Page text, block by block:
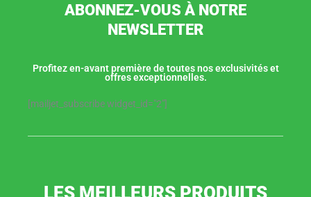
ABONNEZ-VOUS À NOTRE
NEWSLETTER
Profitez en-avant première de toutes nos exclusivités et
offres exceptionnelles.
[mailjet_subscribe widget_id="2"]
LES MEILLEURS PRODUITS